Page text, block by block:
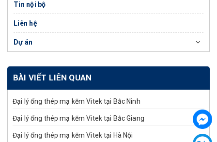
Tin nội bộ
Liên hệ
Dự án
BÀI VIẾT LIÊN QUAN
Đại lý ống thép mạ kẽm Vitek tại Bắc Ninh
Đại lý ống thép mạ kẽm Vitek tại Bắc Giang
Đại lý ống thép mạ kẽm Vitek tại Hà Nội